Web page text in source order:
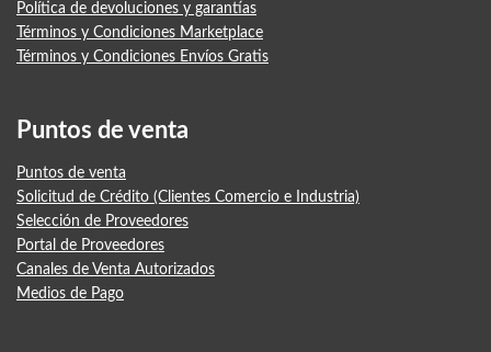
Política de devoluciones y garantías
Términos y Condiciones Marketplace
Términos y Condiciones Envíos Gratis
Puntos de venta
Puntos de venta
Solicitud de Crédito (Clientes Comercio e Industria)
Selección de Proveedores
Portal de Proveedores
Canales de Venta Autorizados
Medios de Pago